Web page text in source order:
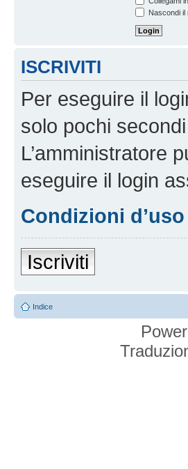
Nascondi il
ISCRIVITI
Per eseguire il
solo pochi
L’amministratore
eseguire il login
Condizioni d’uso
Iscriviti
Indice